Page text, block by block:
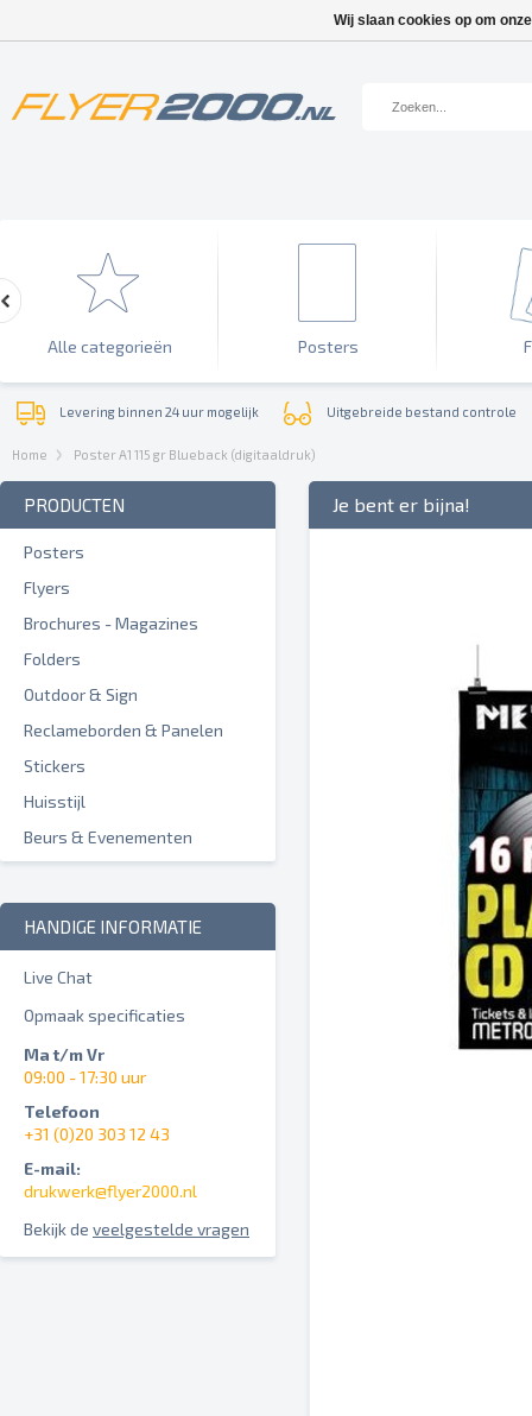
Alle categorieën Posters
Levering binnen 24 uur mogelijk Uitgebreide bestand controle
Home Poster A1 115 gr Blueback (digitaaldruk)
PRODUCTEN
Posters
Flyers
Brochures - Magazines
Folders
Outdoor & Sign
Reclameborden & Panelen
Stickers
Huisstijl
Beurs & Evenementen
HANDIGE INFORMATIE
Live Chat
Opmaak specificaties
Ma t/m Vr
09:00 - 17:30 uur
Telefoon
+31 (0)20 303 12 43
E-mail:
drukwerk@flyer2000.nl
Bekijk de veelgestelde vragen
Je bent er bijna!
Wij slaan cookies op om